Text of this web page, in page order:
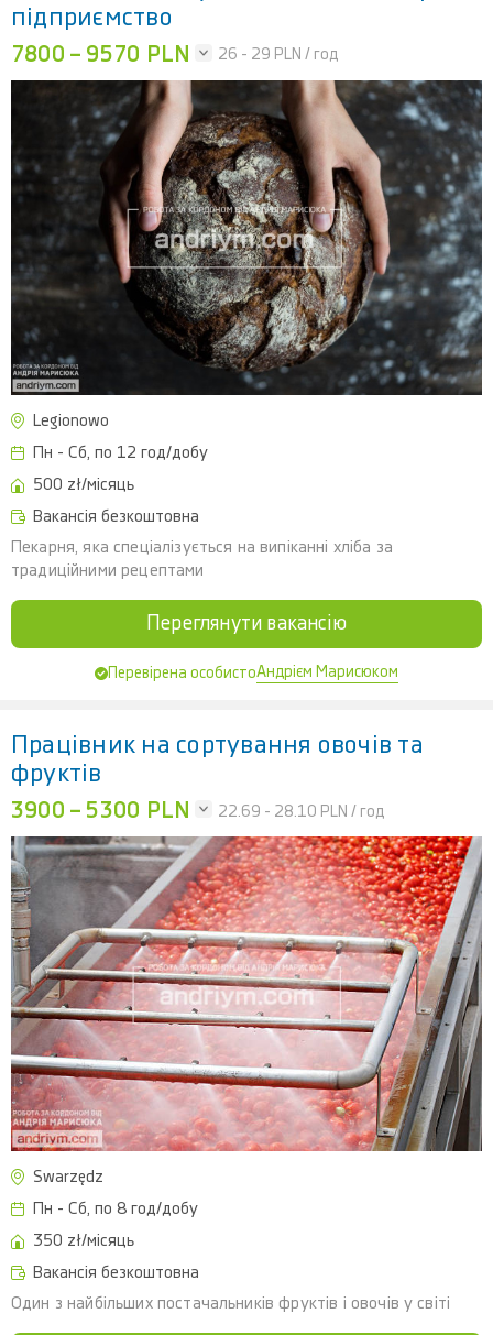
підприємство
7800 – 9570 PLN 26 - 29 PLN / год
Legionowo
Пн - Сб, по 12 год/добу
500 zł/місяць
Вакансія безкоштовна
Пекарня, яка спеціалізується на випіканні хліба за
традиційними рецептами
Переглянути вакансію
Перевірена особистоАндрієм Марисюком
Працівник на сортування овочів та
фруктів
3900 – 5300 PLN 22.69 - 28.10 PLN / год
Swarzędz
Пн - Сб, по 8 год/добу
350 zł/місяць
Вакансія безкоштовна
Один з найбільших постачальників фруктів і овочів у світі